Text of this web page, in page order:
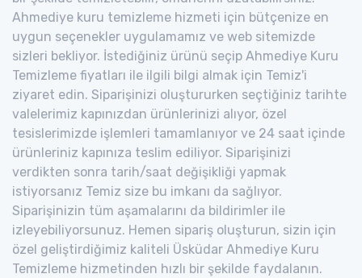
Ahmediye kuru temizleme hizmeti için bütçenize en
uygun seçenekler uygulamamız ve web sitemizde
sizleri bekliyor. İstediğiniz ürünü seçip Ahmediye Kuru
Temizleme fiyatları ile ilgili bilgi almak için Temiz'i
ziyaret edin. Siparişinizi oluştururken seçtiğiniz tarihte
valelerimiz kapınızdan ürünlerinizi alıyor, özel
tesislerimizde işlemleri tamamlanıyor ve 24 saat içinde
ürünleriniz kapınıza teslim ediliyor. Siparişinizi
verdikten sonra tarih/saat değişikliği yapmak
istiyorsanız Temiz size bu imkanı da sağlıyor.
Siparişinizin tüm aşamalarını da bildirimler ile
izleyebiliyorsunuz. Hemen sipariş oluşturun, sizin için
özel geliştirdiğimiz kaliteli Üsküdar Ahmediye Kuru
Temizleme hizmetinden hızlı bir şekilde faydalanın.